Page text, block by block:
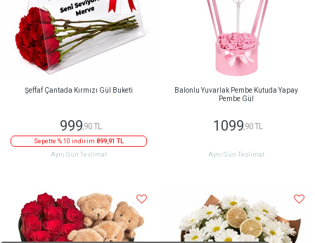
Şeffaf Çantada Kırmızı Gül Buketi
999,90 TL
Sepette % 10 indirim 899,91 TL
Aynı Gün Teslimat
Balonlu Yuvarlak Pembe Kutuda Yapay
Pembe Gül
1099 ,90 TL
Aynı Gün Teslimat